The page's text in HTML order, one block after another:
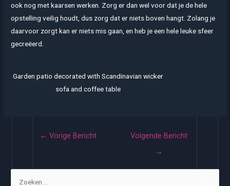
ook nog met kaarsen werken. Zorg er dan wel voor dat je de hele
opstelling veilig houdt, dus zorg dat er niets boven hangt. Zolang je
daarvoor zorgt kan er niets mis gaan, en heb je een hele leuke sfeer
gecreëerd.
Garden patio decorated with Scandinavian wicker
sofa and coffee table
← Vorige Bericht
Volgende Bericht
→